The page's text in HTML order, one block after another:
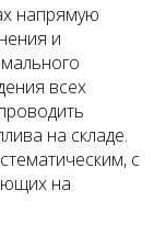
напрямую
и
всех
на складе.
с
на